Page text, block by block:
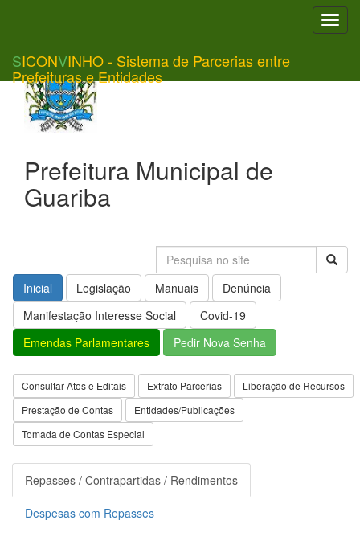
SICONVINHO - Sistema de Parcerias entre
Prefeituras e Entidades
Prefeitura Municipal de
Guariba
Inicial Legislação Manuais
Denúncia
Manifestação Interesse Social
Covid-19
Emendas Parlamentares
Pedir Nova Senha
Consultar Atos e Editais Extrato Parcerias
Liberação de Recursos
Prestação de Contas
Entidades/Publicações
Tomada de Contas Especial
Repasses / Contrapartidas / Rendimentos
Despesas com Repasses